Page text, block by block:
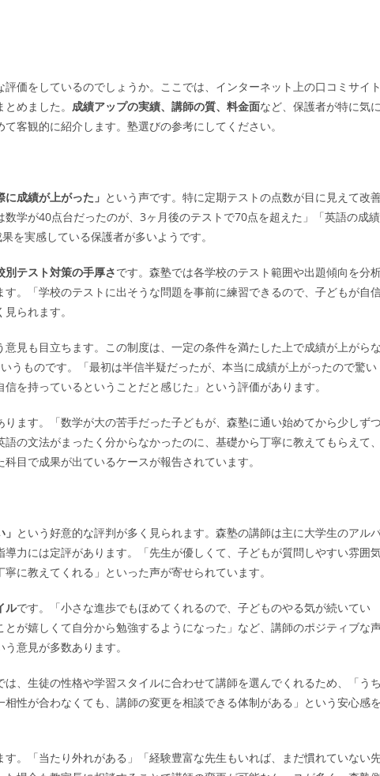
価をしているのでしょうか。ここでは、インターネット上の口コミサイト
めました。 成績アップの実績、講師の質、料金面など、保護者が特に気に
客観的に紹介します。塾選びの参考にしてください。
に成績が上がった」 という声です。特に定期テストの点数が目に見えて改
学が40点台だったのが、3ヶ月後のテストで70点を超えた」「英語の成績
を実感している保護者が多いようです。
別テスト対策の手厚さです。森塾では各学校のテスト範囲や出題傾向を分
。「学校のテストに出そうな問題を事前に練習できるので、子どもが自
られます。
意見も目立ちます。この制度は、一定の条件を満たした上で成績が上がらな
うものです。「最初は半信半疑だったが、本当に成績が上がったので驚い
を持っているということだと感じた」という評価があります。
ます。「数学が大の苦手だった子どもが、森塾に通い始めてから少しずつ
の文法がまったく分からなかったのに、基礎から丁寧に教えてもらえて、
目で成果が出ているケースが報告されています。
という好意的な評判が多く見られます。森塾の講師は主に大学生のアル
力には定評があります。「先生が優しくて、子どもが質問しやすい雰囲
に教えてくれる」といった声が寄せられています。
ルです。「小さな進歩でもほめてくれるので、子どものやる気が続いてい
が嬉しくて自分から勉強するようになった」など、講師のポジティブな
意見が多数あります。
は、生徒の性格や学習スタイルに合わせて講師を選んでくれるため、「うち
性が合わなくても、講師の変更を相談できる体制がある」という安心感を
す。「当たり外れがある」「経験豊富な先生もいれば、まだ慣れていない